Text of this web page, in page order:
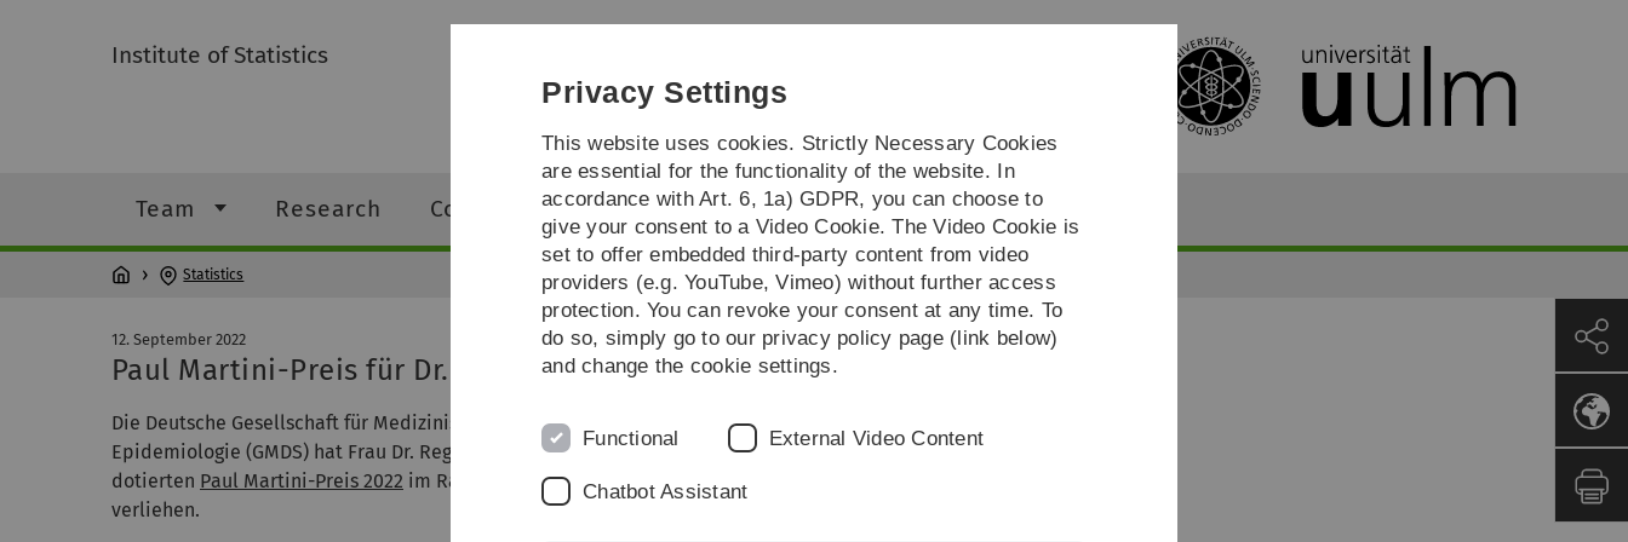
Skip
Skip
Skip
Skip
Institute of Statistics
Team Research Courses ...
Statistics
12. September 2022
Paul Martini-Preis für Dr. Regina Stegherr
Die Deutsche Gesellschaft für Medizinische Informatik, Biometrie und
Epidemiologie (GMDS) hat Frau Dr. Regina Stegherr den mit 2.500 €
dotierten Paul Martini-Preis 2022 im Rahmen ihrer Jahrestagung
verliehen.
Privacy Settings
This website uses cookies. Strictly Necessary Cookies
are essential for the functionality of the website. In
accordance with Art. 6, 1a) GDPR, you can choose to
give your consent to a Video Cookie. The Video Cookie is
set to offer embedded third-party content from video
providers (e.g. YouTube, Vimeo) without further access
protection. You can revoke your consent at any time. To
do so, simply go to our privacy policy page (link below)
and change the cookie settings.
Functional External Video Content
Chatbot Assistant